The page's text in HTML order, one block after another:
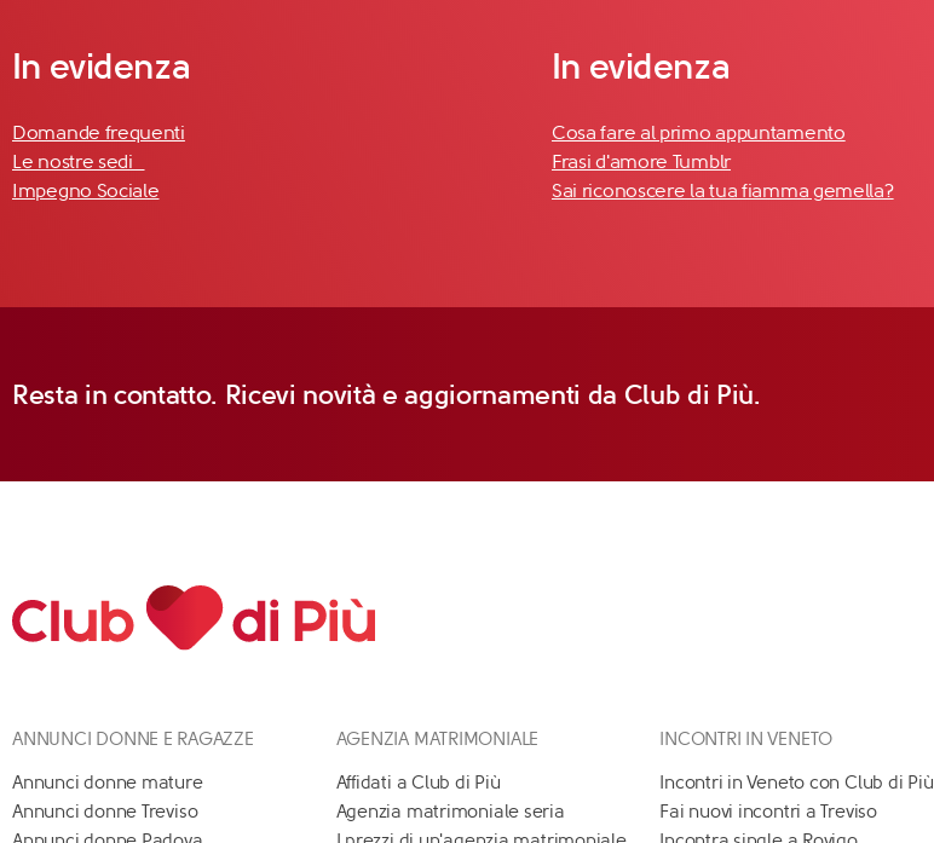
In evidenza
Domande frequenti
Le nostre sedi
Impegno Sociale
In evidenza
Cosa fare al primo appuntamento
Frasi d'amore Tumblr
Sai riconoscere la tua fiamma gemella?
Resta in contatto. Ricevi novità e aggiornamenti da Club di Più.
ANNUNCI DONNE E RAGAZZE
Annunci donne mature
Annunci donne Treviso
AGENZIA MATRIMONIALE
Affidati a Club di Più
Agenzia matrimoniale seria
INCONTRI IN VENETO
Incontri in Veneto con Club di Più
Fai nuovi incontri a Treviso